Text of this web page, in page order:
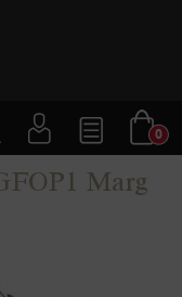
0
Marg